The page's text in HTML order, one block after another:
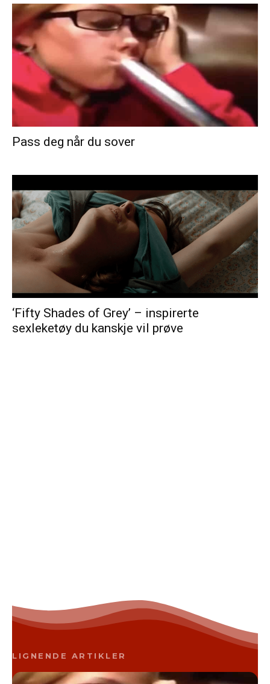
Pass deg når du sover
‘Fifty Shades of Grey’ – inspirerte
sexleketøy du kanskje vil prøve
LIGNENDE ARTIKLER